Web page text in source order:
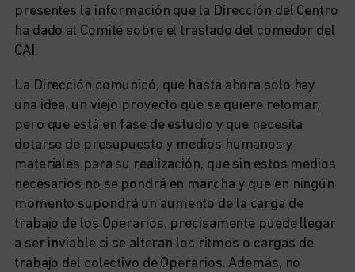
presentes la información que la Dirección del Centro
ha dado al Comité sobre el traslado del comedor del
CAI.
La Dirección comunicó, que hasta ahora solo hay
una idea, un viejo proyecto que se quiere retomar,
pero que está en fase de estudio y que necesita
dotarse de presupuesto y medios humanos y
materiales para su realización, que sin estos medios
necesarios no se pondrá en marcha y que en ningún
momento supondrá un aumento de la carga de
trabajo de los Operarios, precisamente puede llegar
a ser inviable si se alteran los ritmos o cargas de
trabajo del colectivo de Operarios. Además, no